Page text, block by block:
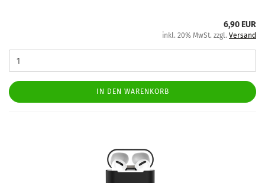
6,90 EUR
inkl. 20% MwSt. zzgl. Versand
IN DEN WARENKORB